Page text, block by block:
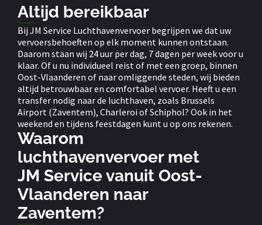
Altijd bereikbaar
Bij JM Service Luchthavenvervoer begrijpen we dat uw
vervoersbehoeften op elk moment kunnen ontstaan.
Daarom staan wij 24 uur per dag, 7 dagen per week voor u
klaar. Of u nu individueel reist of met een groep, binnen
Oost-Vlaanderen of naar omliggende steden, wij bieden
altijd betrouwbaar en comfortabel vervoer. Heeft u een
transfer nodig naar de luchthaven, zoals Brussels
Airport (Zaventem), Charleroi of Schiphol? Ook in het
weekend en tijdens feestdagen kunt u op ons rekenen.
Waarom
luchthavenvervoer met
JM Service vanuit Oost-
Vlaanderen naar
Zaventem?